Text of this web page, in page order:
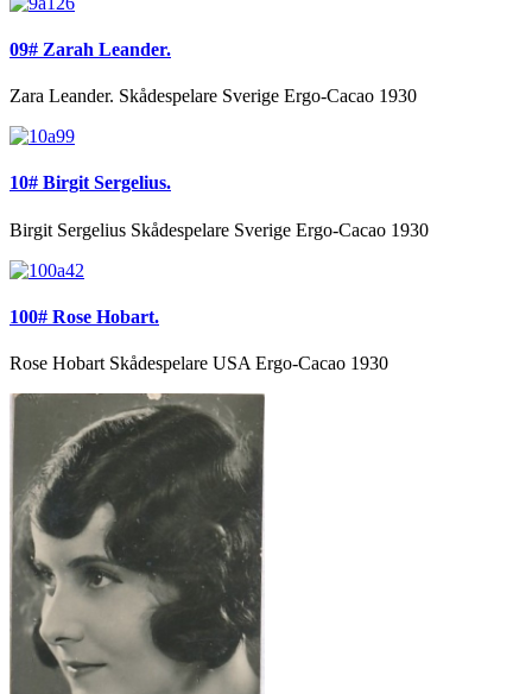
09# Zarah Leander.
Zara Leander. Skådespelare Sverige Ergo-Cacao 1930
10# Birgit Sergelius.
Birgit Sergelius Skådespelare Sverige Ergo-Cacao 1930
100# Rose Hobart.
Rose Hobart Skådespelare USA Ergo-Cacao 1930